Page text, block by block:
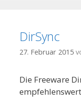
DirSync
27. Februar 2015
Die Freeware